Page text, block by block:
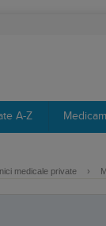
A-Z
medicale private ›